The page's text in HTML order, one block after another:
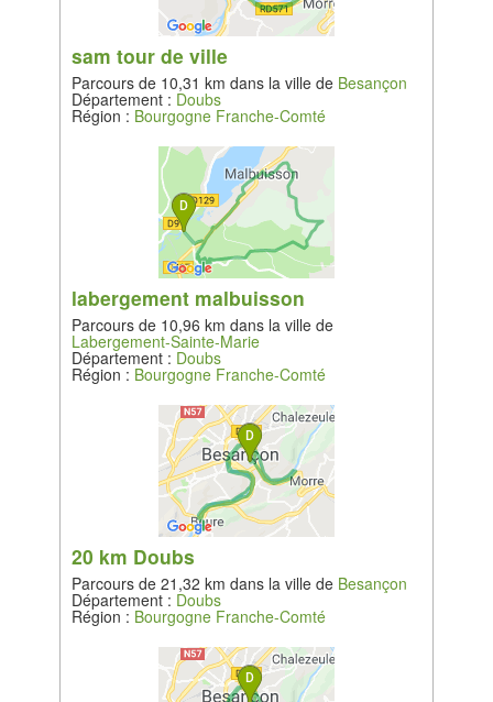
sam tour de ville
Parcours de 10,31 km dans la ville de Besançon
Département : Doubs
Région : Bourgogne Franche-Comté
labergement malbuisson
Parcours de 10,96 km dans la ville de
Labergement-Sainte-Marie
Département : Doubs
Région : Bourgogne Franche-Comté
20 km Doubs
Parcours de 21,32 km dans la ville de Besançon
Département : Doubs
Région : Bourgogne Franche-Comté